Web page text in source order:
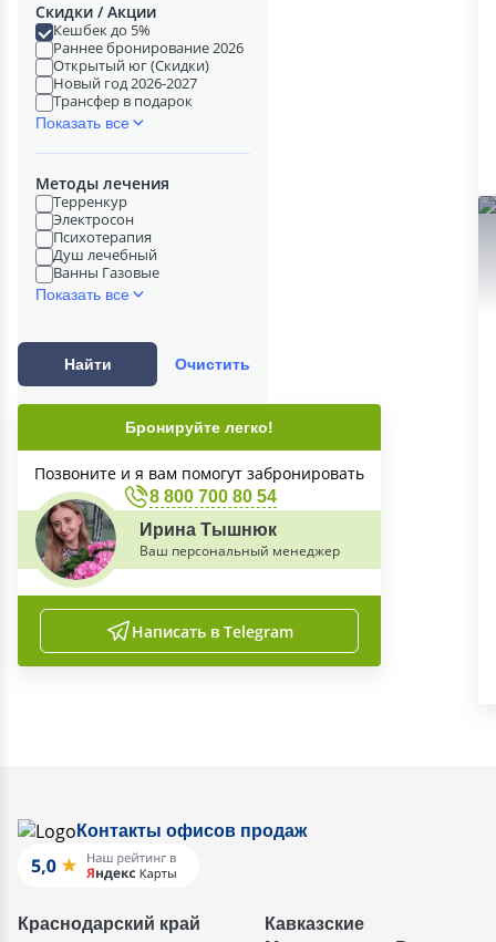
Скидки / Акции
Кешбек до 5%
Раннее бронирование 2026
Открытый юг (Скидки)
Новый год 2026-2027
Трансфер в подарок
Показать все
Методы лечения
Терренкур
Электросон
Психотерапия
Душ лечебный
Ванны Газовые
Показать все
Найти Очистить
Бронируйте легко!
Позвоните и я вам помогут забронировать
8 800 700 80 54
Ирина Тышнюк
Ваш персональный менеджер
Написать в Telegram
Контакты офисов продаж
Краснодарский край
Кавказские